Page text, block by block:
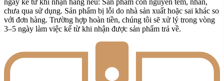
ngày kể từ khi nhận hàng nếu: Sản phẩm còn nguyên tem, nhãn,
chưa qua sử dụng. Sản phẩm bị lỗi do nhà sản xuất hoặc sai khác so
với đơn hàng. Trường hợp hoàn tiền, chúng tôi sẽ xử lý trong vòng
3–5 ngày làm việc kể từ khi nhận được sản phẩm trả về.